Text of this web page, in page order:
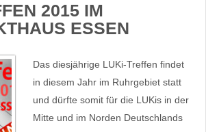
2015 IM
ESSEN
Das diesjährige LUKi-Treffen findet
in diesem Jahr im Ruhrgebiet statt
und dürfte somit für die LUKis in der
Mitte und im Norden Deutschlands